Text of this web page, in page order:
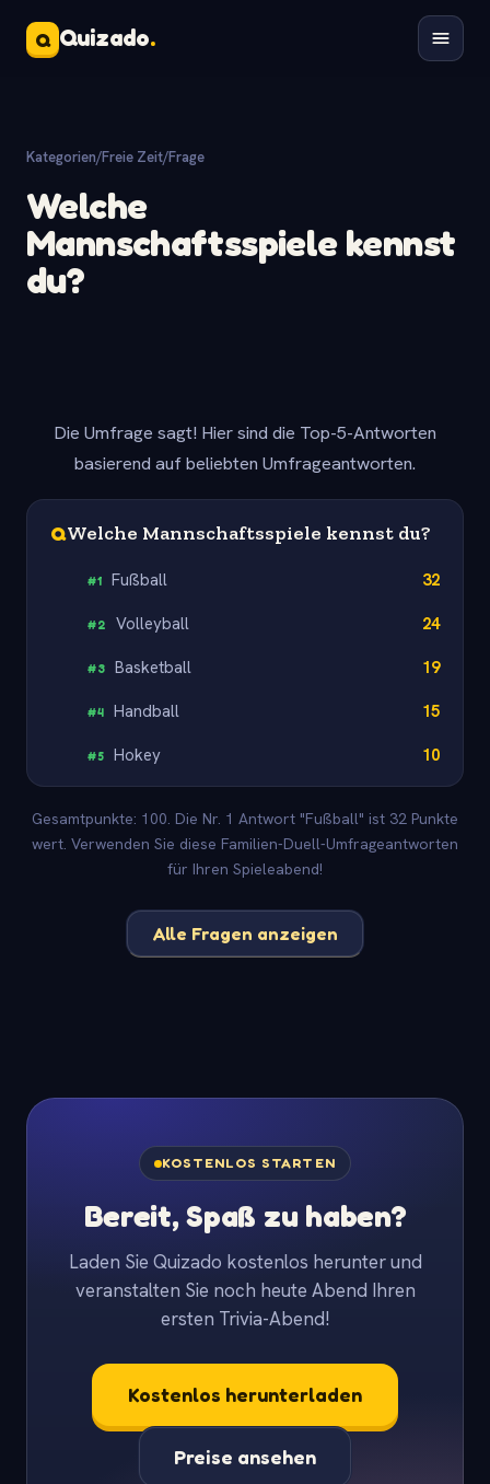
Q Quizado.
Kategorien/Freie Zeit/Frage
Welche
Mannschaftsspiele kennst
du?
Die Umfrage sagt! Hier sind die Top-5-Antworten
basierend auf beliebten Umfrageantworten.
QWelche Mannschaftsspiele kennst du?
#1 Fußball 32
#2 Volleyball 24
#3 Basketball 19
#4 Handball 15
#5 Hokey 10
Gesamtpunkte: 100. Die Nr. 1 Antwort "Fußball" ist 32 Punkte
wert. Verwenden Sie diese Familien-Duell-Umfrageantworten
für Ihren Spieleabend!
Alle Fragen anzeigen
KOSTENLOS STARTEN
Bereit, Spaß zu haben?
Laden Sie Quizado kostenlos herunter und
veranstalten Sie noch heute Abend Ihren
ersten Trivia-Abend!
Kostenlos herunterladen
Preise ansehen